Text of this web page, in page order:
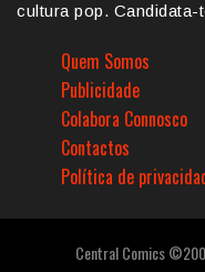
cultura pop. Candidata-
Quem Somos
Publicidade
Colabora Connosco
Contactos
Política de
Central Comics